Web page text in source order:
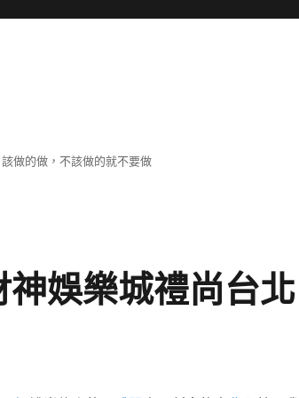
做的做，不該做的就不要做
娛樂城禮尚台北